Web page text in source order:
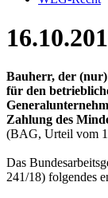
Bauherr, der
für den
Zahlung des
(BAG, Urteil vom
Das
241/18) folgendes